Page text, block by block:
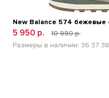
New Balance 574 бежевые
5 950 р.
10 990 р.
Размеры в наличии: 36 37 38